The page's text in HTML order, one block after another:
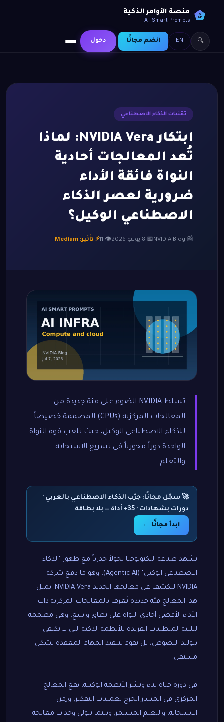
AI
SP
منصة الأوامر الذكية
AI Smart Prompts
🔍
EN انضم مجانًا دخول
تقنيات الذكاء الاصطناعي
ابتكار NVIDIA Vera: لماذا
تُعد المعالجات أحادية
النواة فائقة الأداء
ضرورية لعصر الذكاء
الاصطناعي الوكيل؟
📰 NVIDIA Blog 📅 8 يوليو 2026 👁 11 ⚡ تأثير: Medium
تسلط NVIDIA الضوء على فئة جديدة من
المعالجات المركزية (CPUs) المصممة خصيصاً
للذكاء الاصطناعي الوكيل، حيث تلعب قوة النواة
الواحدة دوراً محورياً في تسريع الاستجابة
والتعلم.
🚀 سجّل مجانًا: جرّب الذكاء الاصطناعي بالعربي ·
دورات بشهادات · 35+ أداة — بلا بطاقة
ابدأ مجانًا ←
تشهد صناعة التكنولوجيا تحولاً جذرياً مع ظهور "الذكاء
الاصطناعي الوكيل" (Agentic AI)، وهو ما دفع شركة
NVIDIA للكشف عن معالجها الجديد NVIDIA Vera. يمثل
هذا المعالج فئة جديدة تُعرف بالمعالجات المركزية ذات
الأداء الأقصى أحادي النواة على نطاق واسع، وهي مصممة
لتلبية المتطلبات الفريدة للأنظمة الذكية التي لا تكتفي
بتوليد النصوص، بل تقوم بتنفيذ المهام المعقدة بشكل
مستقل.
في دورة حياة بناء ونشر الأنظمة الوكيلة، يقع المعالج
المركزي في المسار الحرج لعمليات التفكير، وزمن
الاستجابة، والتعلم المستمر. وبينما تتولى وحدات معالجة